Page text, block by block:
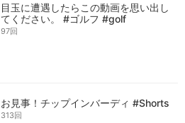
目玉に遭遇したらこの動画を思い出し
てください。 #ゴルフ #golf
97回
お見事！チップインバーディ #Shorts
313回